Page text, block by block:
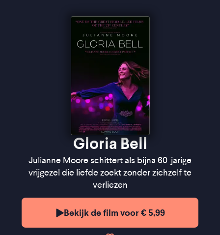
Gloria Bell
Julianne Moore schittert als bijna 60-jarige
vrijgezel die liefde zoekt zonder zichzelf te
verliezen
Bekijk de film voor € 5,99